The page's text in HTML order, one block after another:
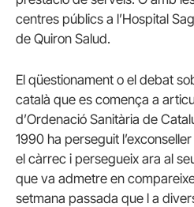
centres públics a l’Hospital
de Quiron Salud.
El qüestionament o el debat
català que es comença a
d’Ordenació Sanitària de
1990 ha perseguit l’exconseller
el càrrec i persegueix ara al
que va admetre en
setmana passada que l a